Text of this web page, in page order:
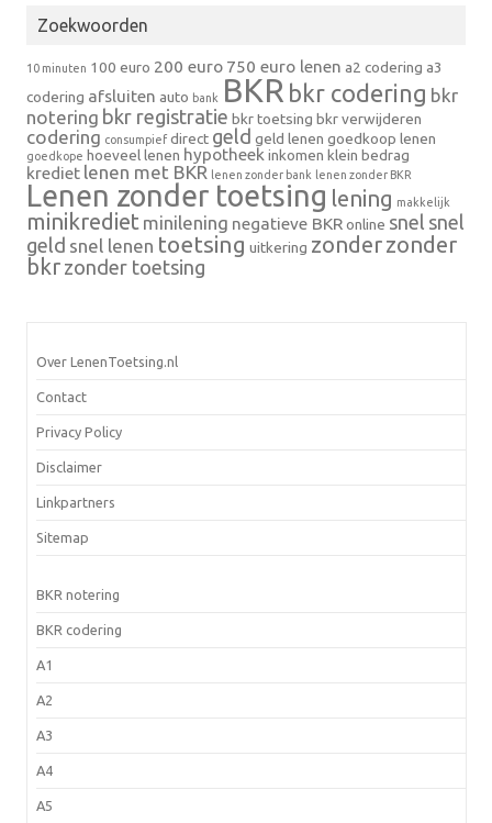
Zoekwoorden
10 minuten 100 euro 200 euro 750 euro lenen a2 codering a3
codering afsluiten auto bank BKR bkr codering bkr
notering bkr registratie bkr toetsing bkr verwijderen
codering consumpief direct geld geld lenen goedkoop lenen
goedkope hoeveel lenen hypotheek inkomen klein bedrag
krediet lenen met BKR lenen zonder bank lenen zonder BKR
Lenen zonder toetsing lening makkelijk
minikrediet minilening negatieve BKRonline snel snel
geld snel lenen toetsing uitkering zonderzonder
bkr zonder toetsing
Over LenenToetsing.nl
Contact
Privacy Policy
Disclaimer
Linkpartners
Sitemap
BKR notering
BKR codering
A1
A2
A3
A4
A5